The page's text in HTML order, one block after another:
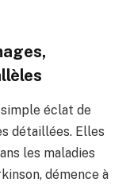
éclat de
détaillées. Elles
les maladies
démence à